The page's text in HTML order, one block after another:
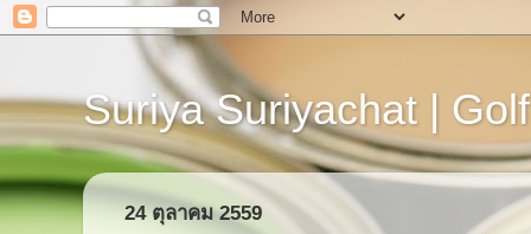
Suriya Suriyachat | Golf
24 ตุลาคม 2559